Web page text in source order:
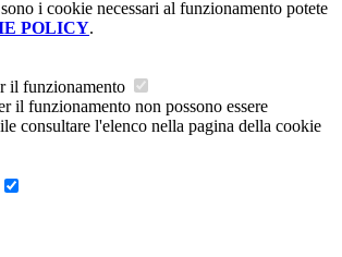
i cookie necessari al funzionamento potete
POLICY.
il funzionamento
il funzionamento non possono essere
consultare l'elenco nella pagina della cookie